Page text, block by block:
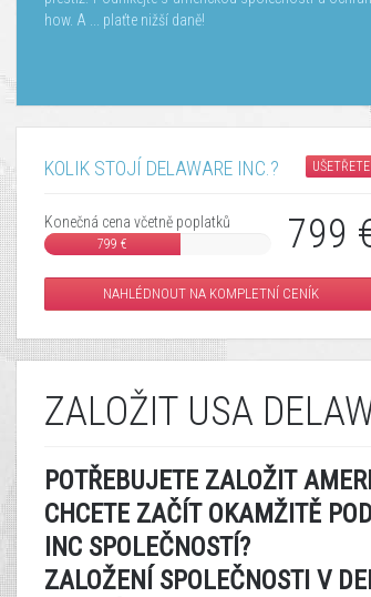
how. A ... plaťte nižší daně!
KOLIK STOJÍ DELAWARE INC.? UŠETŘETE
799
Konečná cena včetně poplatků
799 €
NAHLÉDNOUT NA KOMPLETNÍ CENÍK
ZALOŽIT USA
POTŘEBUJETE ZALOŽIT
CHCETE ZAČÍT OKAMŽITĚ
INC SPOLEČNOSTÍ?
ZALOŽENÍ SPOLEČNOSTI V